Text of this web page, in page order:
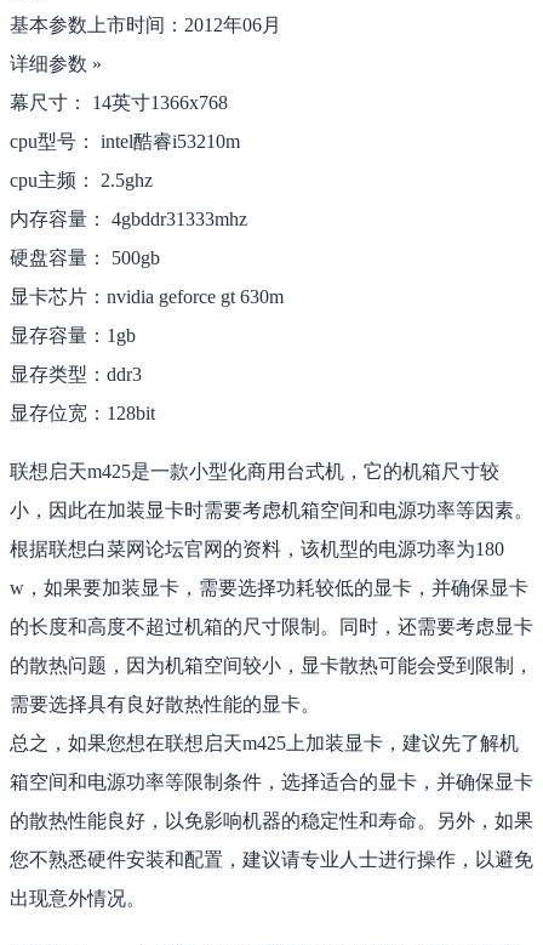
基本参数上市时间：2012年06月
详细参数 »
幕尺寸： 14英寸1366x768
cpu型号： intel酷睿i53210m
cpu主频： 2.5ghz
内存容量： 4gbddr31333mhz
硬盘容量： 500gb
显卡芯片：nvidia geforce gt 630m
显存容量：1gb
显存类型：ddr3
显存位宽：128bit
联想启天m425是一款小型化商用台式机，它的机箱尺寸较
小，因此在加装显卡时需要考虑机箱空间和电源功率等因素。
根据联想白菜网论坛官网的资料，该机型的电源功率为180
w，如果要加装显卡，需要选择功耗较低的显卡，并确保显卡
的长度和高度不超过机箱的尺寸限制。同时，还需要考虑显卡
的散热问题，因为机箱空间较小，显卡散热可能会受到限制，
需要选择具有良好散热性能的显卡。
总之，如果您想在联想启天m425上加装显卡，建议先了解机
箱空间和电源功率等限制条件，选择适合的显卡，并确保显卡
的散热性能良好，以免影响机器的稳定性和寿命。另外，如果
您不熟悉硬件安装和配置，建议请专业人士进行操作，以避免
出现意外情况。